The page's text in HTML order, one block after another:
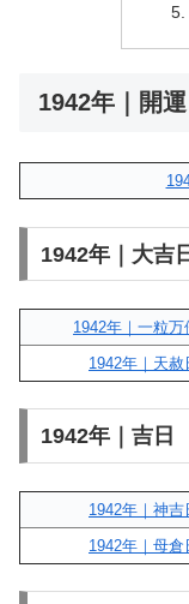
1942年｜開運
1942年｜大吉
1942年｜一粒万
1942年｜天赦
1942年｜吉日
1942年｜神吉
1942年｜母倉